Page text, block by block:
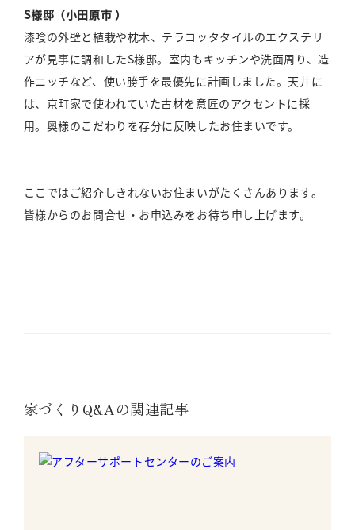
S様邸（小田原市 ）
漆喰の外壁と植栽や枕木、テラコッタタイルのエクステリ
アが見事に調和したS様邸。室内もキッチンや洗面周り、造
作ニッチなど、使い勝手を最優先に計画しました。天井に
は、京町家で使われていた古材を意匠のアクセントに採
用。奥様のこだわりを存分に反映したお住まいです。
ここではご紹介しきれないお住まいがたくさんあります。
皆様からのお問合せ・お申込みをお待ち申し上げます。
家づくりQ&Aの関連記事